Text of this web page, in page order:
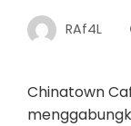
RAf4L
Chinatown